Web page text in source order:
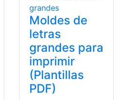
Moldes de
letras
grandes para
imprimir
(Plantillas
PDF)